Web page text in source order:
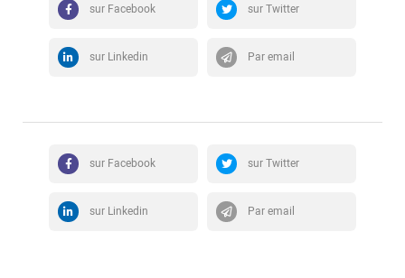
sur Facebook sur Twitter
sur Linkedin Par email
sur Facebook sur Twitter
sur Linkedin Par email